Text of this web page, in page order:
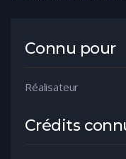
Connu pour
Réalisateur
Crédits